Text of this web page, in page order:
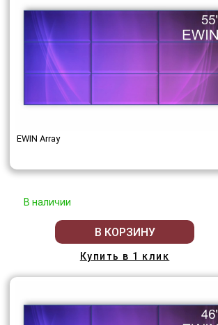
EWIN Array
В наличии
В КОРЗИНУ
Купить в 1 клик